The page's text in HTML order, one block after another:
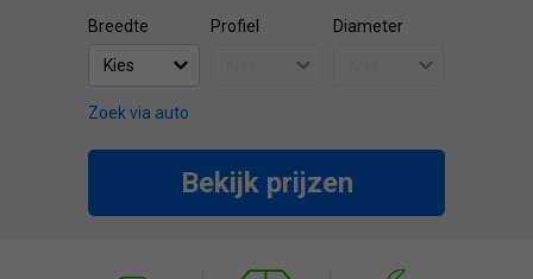
Breedte Profiel Diameter
Zoek via auto
Bekijk prijzen